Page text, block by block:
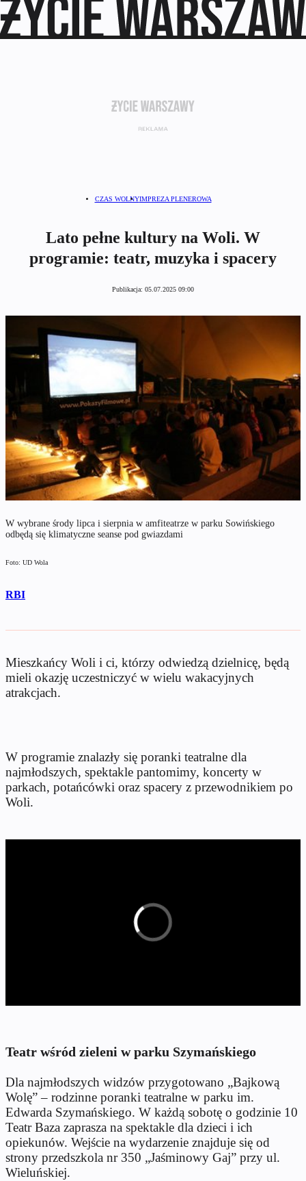
CZAS WOLNYIMPREZA PLENEROWA
Lato pełne kultury na Woli. W
programie: teatr, muzyka i spacery
Publikacja: 05.07.2025 09:00
W wybrane środy lipca i sierpnia w amfiteatrze w parku Sowińskiego
odbędą się klimatyczne seanse pod gwiazdami
Foto: UD Wola
RBI
Mieszkańcy Woli i ci, którzy odwiedzą dzielnicę, będą
mieli okazję uczestniczyć w wielu wakacyjnych
atrakcjach.
W programie znalazły się poranki teatralne dla
najmłodszych, spektakle pantomimy, koncerty w
parkach, potańcówki oraz spacery z przewodnikiem po
Woli.
Teatr wśród zieleni w parku Szymańskiego
Dla najmłodszych widzów przygotowano „Bajkową
Wolę” – rodzinne poranki teatralne w parku im.
Edwarda Szymańskiego. W każdą sobotę o godzinie 10
Teatr Baza zaprasza na spektakle dla dzieci i ich
opiekunów. Wejście na wydarzenie znajduje się od
strony przedszkola nr 350 „Jaśminowy Gaj” przy ul.
Wieluńskiej.